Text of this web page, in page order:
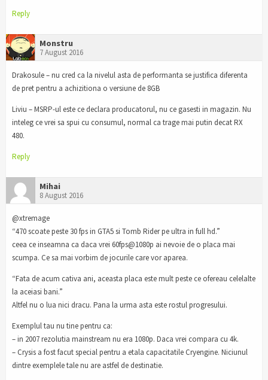
Reply
Monstru
7 August 2016
Drakosule – nu cred ca la nivelul asta de performanta se justifica diferenta
de pret pentru a achizitiona o versiune de 8GB
Liviu – MSRP-ul este ce declara producatorul, nu ce gasesti in magazin. Nu
inteleg ce vrei sa spui cu consumul, normal ca trage mai putin decat RX
480.
Reply
Mihai
8 August 2016
@xtremage
“470 scoate peste 30 fps in GTA5 si Tomb Rider pe ultra in full hd.”
ceea ce inseamna ca daca vrei 60fps@1080p ai nevoie de o placa mai
scumpa. Ce sa mai vorbim de jocurile care vor aparea.
“Fata de acum cativa ani, aceasta placa este mult peste ce ofereau celelalte
la aceiasi bani.”
Altfel nu o lua nici dracu. Pana la urma asta este rostul progresului.
Exemplul tau nu tine pentru ca:
– in 2007 rezolutia mainstream nu era 1080p. Daca vrei compara cu 4k.
– Crysis a fost facut special pentru a etala capacitatile Cryengine. Niciunul
dintre exemplele tale nu are astfel de destinatie.